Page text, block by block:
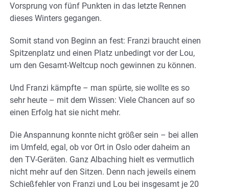
Vorsprung von fünf Punkten in das letzte Rennen
dieses Winters gegangen.
Somit stand von Beginn an fest: Franzi braucht einen
Spitzenplatz und einen Platz unbedingt vor der Lou,
um den Gesamt-Weltcup noch gewinnen zu können.
Und Franzi kämpfte – man spürte, sie wollte es so
sehr heute – mit dem Wissen: Viele Chancen auf so
einen Erfolg hat sie nicht mehr.
Die Anspannung konnte nicht größer sein – bei allen
im Umfeld, egal, ob vor Ort in Oslo oder daheim an
den TV-Geräten. Ganz Albaching hielt es vermutlich
nicht mehr auf den Sitzen. Denn nach jeweils einem
Schießfehler von Franzi und Lou bei insgesamt je 20